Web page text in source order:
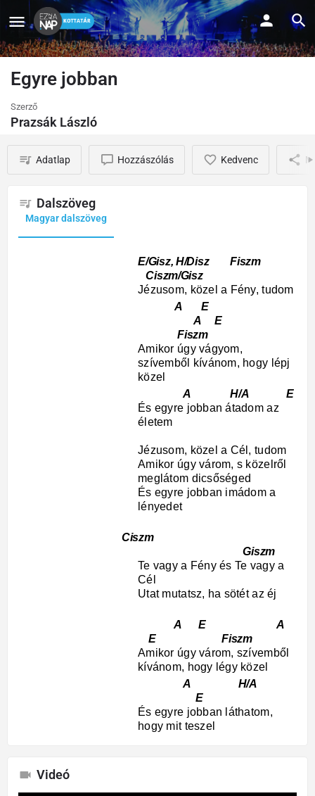
Egyre jobban
Szerző
Prazsák László
Adatlap Hozzászólás Kedvenc
Dalszöveg
Magyar dalszöveg
E/Gisz, H/Disz Fiszm
Ciszm/Gisz
Jézusom, közel a Fény, tudom
A E
A E
Fiszm
Amikor úgy vágyom,
szívemből kívánom, hogy lépj
közel
A H/A E
És egyre jobban átadom az
életem
Jézusom, közel a Cél, tudom
Amikor úgy várom, s közelről
meglátom dicsőséged
És egyre jobban imádom a
lényedet
Ciszm
Giszm
Te vagy a Fény és Te vagy a
Cél
Utat mutatsz, ha sötét az éj
A E A
E Fiszm
Amikor úgy várom, szívemből
kívánom, hogy légy közel
A H/A
E
És egyre jobban láthatom,
hogy mit teszel
Videó